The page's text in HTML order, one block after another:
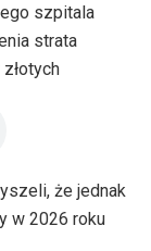
szpitala
strata
że jednak
w 2026 roku